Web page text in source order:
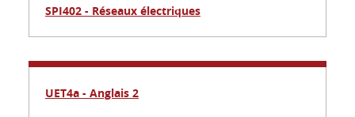
SPI402 - Réseaux électriques
UET4a - Anglais 2